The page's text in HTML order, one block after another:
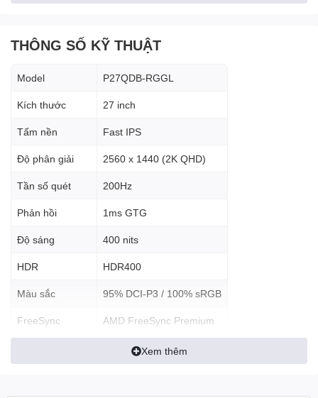
🖥️ Độ phân giải 2K – nét vượt
Mật độ điểm ảnh cao hơn Full HD đáng kể
👉 Hiển thị:
Văn bản sắc nét hơn
Chơi game chi tiết hơn
Tấm nền cho:
Góc nhìn 178°
Hiển thị đẹp cả gaming và thiết kế.
⚡ 200Hz + 1ms GTG –
THÔNG SỐ KỸ THUẬT
Model P27QDB-RGGL
Kích thước 27 inch
Tấm nền Fast IPS
Độ phân giải 2560 x 1440 (2K QHD)
Tần số quét 200Hz
Phản hồi 1ms GTG
Độ sáng 400 nits
HDR HDR400
Màu sắc 95% DCI-P3 / 100% sRGB
FreeSync AMD FreeSync Premium
2 DP 1.4, 2 HDMI 2.0
Xem thêm